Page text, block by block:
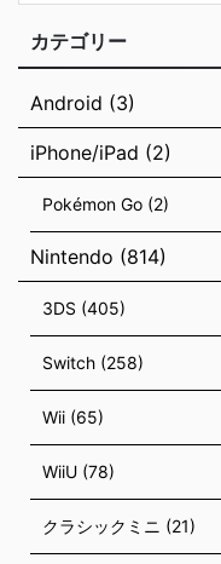
カテゴリー
Android (3)
iPhone/iPad (2)
Pokémon Go (2)
Nintendo (814)
3DS (405)
Switch (258)
Wii (65)
WiiU (78)
クラシックミニ (21)